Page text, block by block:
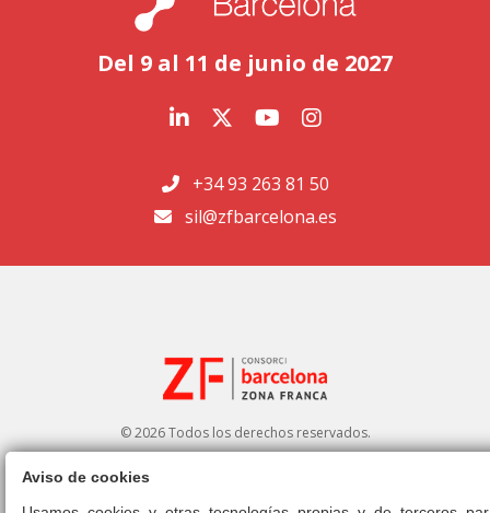
Del 9 al 11 de junio de 2027
+34 93 263 81 50
sil@zfbarcelona.es
© 2026 Todos los derechos reservados.
Aviso de cookies